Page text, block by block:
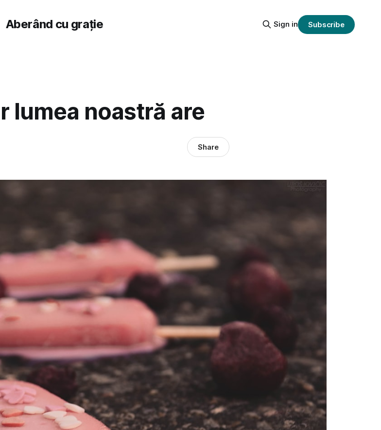
Aberând cu grație Sign in Subscribe
lumea noastră are
Share